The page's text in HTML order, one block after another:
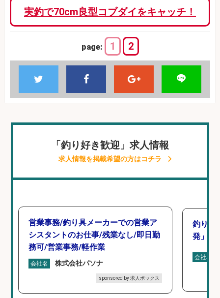
実釣で70cm良型コブダイをキャッチ！
page: 1 2
「釣り好き歓迎」求人情報
求人情報を掲載希望の方はコチラ
営業事務/釣り具メーカーでの営業ア
シスタントのお仕事/残業なし/即日勤
務可/営業事務/軽作業
会社名 株式会社パソナ
sponsored by 求人ボックス
釣り好
発」/
会社名